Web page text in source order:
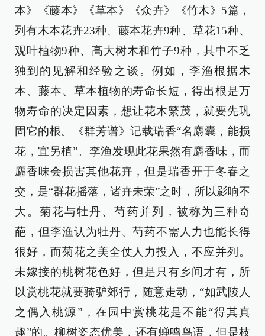
本》《藤本》《草本》《众卉》《竹木》5篇，
列有木本花卉23种、藤本花卉9种、草花15种、
观叶植物9种、高大树木和竹子9种，其中不乏
独到的见解和经验之谈。例如，李渔根据木
本、藤本、草本植物的寿命长短，得出根是万
物寿命的决定因素，想让花木繁茂，就要先巩
固它的根。《群芳谱》记载瑞香“名麝囊，能损
花，宜另植”。李渔发现此花果然有麝香味，而
麝香味会损害其他花卉，但是瑞香开于冬春之
交，是“群花摇落，诸卉未荣”之时，所以影响不
大。菊花与牡丹、芍药并列，被称为三种奇
葩，但李渔认为牡丹、芍药不需人力也能长得
很好，而菊花之美全仗人力投入，不应并列。
未嫁接的桃树花色好，但是只有乡间才有，所
以赏桃花就要骑驴郊行，随意走动，“如武陵人
之偶入桃源”，在园中赏桃花是不能“得其真
趣”的。柳树姿态优美，还有蝉鸣鸟语，但是枝